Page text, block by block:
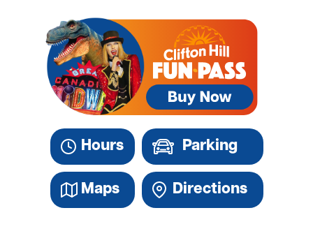
Hours Parking
Maps Directions